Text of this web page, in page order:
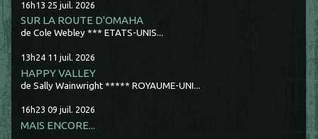
16h13 25 juil. 2026
SUR LA ROUTE D'OMAHA
de Cole Webley *** ETATS-UNIS...
13h24 11 juil. 2026
HAPPY VALLEY
de Sally Wainwright ***** ROYAUME-UNI...
16h23 09 juil. 2026
MAIS ENCORE...